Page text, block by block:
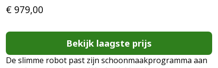
€ 979,00
Bekijk laagste prijs
De slimme robot past zijn schoonmaakprogramma aan